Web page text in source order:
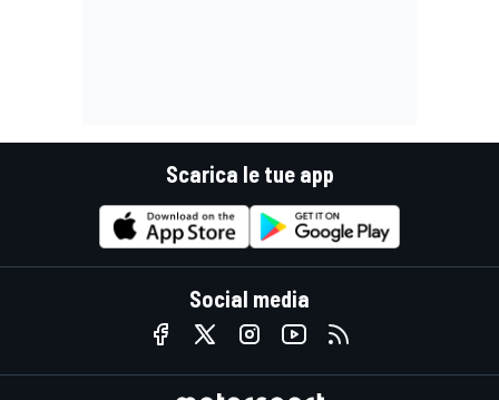
Scarica le tue app
Social media